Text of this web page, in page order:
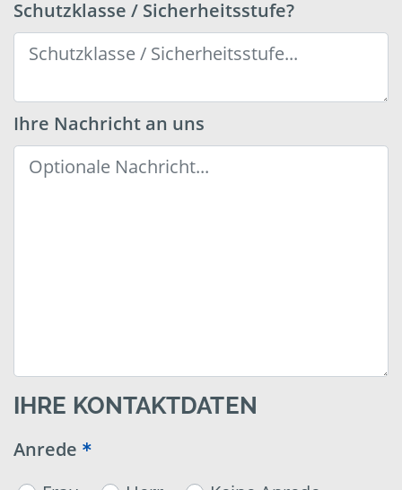
Schutzklasse / Sicherheitsstufe?
Ihre Nachricht an uns
IHRE KONTAKTDATEN
Anrede